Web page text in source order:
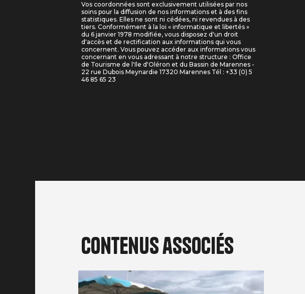
Vos coordonnées sont exclusivement utilisées par nos
soins pour la diffusion de nos informations et à des fins
statistiques. Elles ne sont ni cédées, ni revendues à des
tiers. Conformément à la loi « informatique et libertés »
du 6 janvier 1978 modifiée, vous disposez d'un droit
d'accès et de rectification aux informations qui vous
concernent. Vous pouvez accéder aux informations vous
concernant en vous adressant à notre structure : Office
de Tourisme de l'Ile d'Oléron et du Bassin de Marennes -
22 rue Dubois Meynardie 17320 Marennes Tél : +33 (0) 5
46 85 65 23
Contenus associés